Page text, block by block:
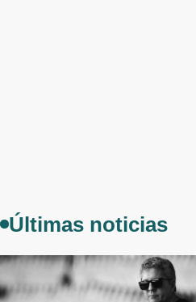
Últimas noticias